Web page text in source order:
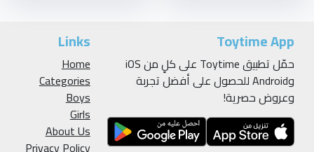
Toytime App
حمّل تطبيق Toytime على كلٍ من iOS
وAndroid للحصول على أفضل تجربة
وعروض حصرية!
Links
Home
Categories
Boys
Girls
About Us
Privacy Policy